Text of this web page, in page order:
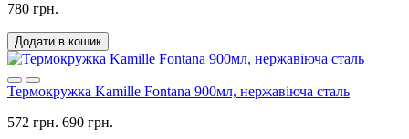
780 грн.
Додати в кошик
Термокружка Kamille Fontana 900мл, нержавіюча сталь
572 грн. 690 грн.